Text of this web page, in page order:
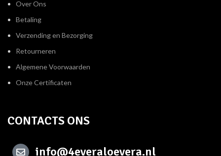
Over Ons
Betaling
Verzending en Bezorging
Retourneren
Algemene Voorwaarden
Onze Certificaten
CONTACTS ONS
info@4everaloevera.nl